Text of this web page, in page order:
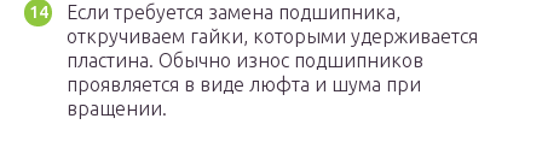
Если требуется замена подшипника,
откручиваем гайки, которыми удерживается
пластина. Обычно износ подшипников
проявляется в виде люфта и шума при
вращении.